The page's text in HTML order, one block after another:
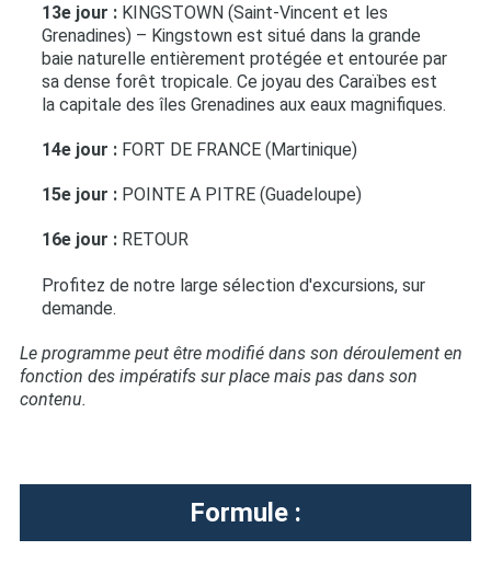
13e jour : KINGSTOWN (Saint-Vincent et les
Grenadines) – Kingstown est situé dans la grande
baie naturelle entièrement protégée et entourée par
sa dense forêt tropicale. Ce joyau des Caraïbes est
la capitale des îles Grenadines aux eaux magnifiques.
14e jour : FORT DE FRANCE (Martinique)
15e jour : POINTE A PITRE (Guadeloupe)
16e jour : RETOUR
Profitez de notre large sélection d'excursions, sur
demande.
Le programme peut être modifié dans son déroulement en
fonction des impératifs sur place mais pas dans son
contenu.
Formule :